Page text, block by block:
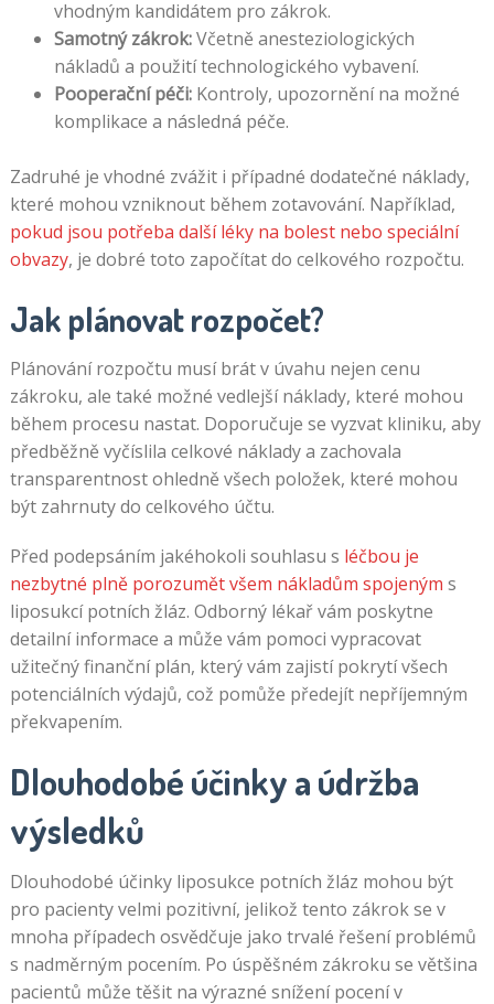
vhodným kandidátem pro zákrok.
Samotný zákrok:Včetně anesteziologických
nákladů a použití technologického vybavení.
Pooperační péči:Kontroly, upozornění na možné
komplikace a následná péče.
Zadruhé je vhodné zvážit i případné dodatečné náklady,
které mohou vzniknout během zotavování. Například,
pokud jsou potřeba další léky na bolest nebo speciální
obvazy, je dobré toto započítat do celkového rozpočtu.
Jak plánovat rozpočet?
Plánování rozpočtu musí brát v úvahu nejen cenu
zákroku, ale také možné vedlejší náklady, které mohou
během procesu nastat. Doporučuje se vyzvat kliniku, aby
předběžně vyčíslila celkové náklady a zachovala
transparentnost ohledně všech položek, které mohou
být zahrnuty do celkového účtu.
Před podepsáním jakéhokoli souhlasu s léčbou je
nezbytné plně porozumět všem nákladům spojeným s
liposukcí potních žláz. Odborný lékař vám poskytne
detailní informace a může vám pomoci vypracovat
užitečný finanční plán, který vám zajistí pokrytí všech
potenciálních výdajů, což pomůže předejít nepříjemným
překvapením.
Dlouhodobé účinky a údržba
výsledků
Dlouhodobé účinky liposukce potních žláz mohou být
pro pacienty velmi pozitivní, jelikož tento zákrok se v
mnoha případech osvědčuje jako trvalé řešení problémů
s nadměrným pocením. Po úspěšném zákroku se většina
pacientů může těšit na výrazné snížení pocení v